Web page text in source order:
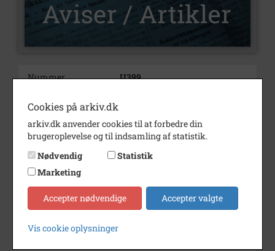
Nummer
U399
Illustrationer
Ja
Indholdsnote
Billeder af Bystyrets personer i
kronologisk orden. - Ca. 40
Årstal
2026
Trykt i medie
Varde Lokalhistorie.
Cookies på arkiv.dk
arkiv.dk anvender cookies til at forbedre din
brugeroplevelse og til indsamling af statistik.
Nødvendig
Statistik
Marketing
Accepter nødvendige Accepter valgte
Vis cookie oplysninger